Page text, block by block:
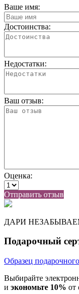
Ваше имя:
Достоинства:
Недостатки:
Ваш отзыв:
Оценка:
Отправить отзыв
ДАРИ
Подарочный
Образец
Выбирайте
и экономьте 10% от